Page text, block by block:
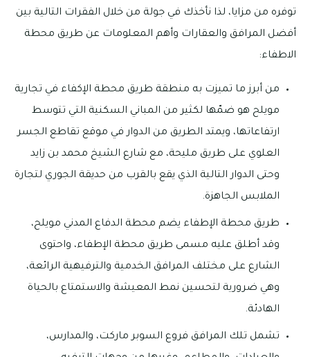
توفره من مزايا، لذا نأخذك في جولة من خلال الفقرات التالية بين
أفضل المرافق والعقارات وأهم المعلومات عن طريق محطة
الاطفاء:
من أبرز ما تميزت به منطقة طريق محطة الإكفاء في تجارية
مويلح هو ضمّها لكثير من المباني السكنية التي تتوسط
ارتفاعاتها، ويمتد الطريق من الدوار في موقع تقاطع الجسر
العلوي على طريق مليحة، مع شارع الشيخ محمد بن زايد
وحتى الدوار التالية الذي يقع بالقرب من حديقة الجوري لتجارة
الملابس الجاهزة.
طريق محطة الإطفاء يضم محطة الدفاع المدني مويلح،
وقد أطلق عليه مسمى طريق محطة الإطفاء، واحتوى
الشارع على مختلف المرافق الخدمية والترفيهية الرائعة،
وهي ضرورية لتحسين نمط المعيشة والاستمتاع بالحياة
الهادئة.
تشمل تلك المرافق فروع السوبر ماركت، والمدارس،